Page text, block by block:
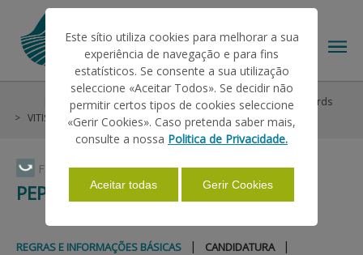
Faça Swipe para ver o menu
HELP/SUPPORT
INFORMATIONS
Help/Support Market Interventions
Wine and Vineyards
VITIS
PEPAC 2023-2027 Regras e Informações Básicas
PEPAC 2023-2027
REGRAS E INFORMAÇÕES BÁSICAS | CANDIDATURA |
Este sítio utiliza cookies para melhorar a sua
experiência de navegação e para fins
estatísticos. Se consente a sua utilização
seleccione «Aceitar Todos». Se decidir não
permitir certos tipos de cookies seleccione
«Gerir Cookies». Caso pretenda saber mais,
consulte a nossa Politica de Privacidade.
Aceitar todas Gerir Cookies